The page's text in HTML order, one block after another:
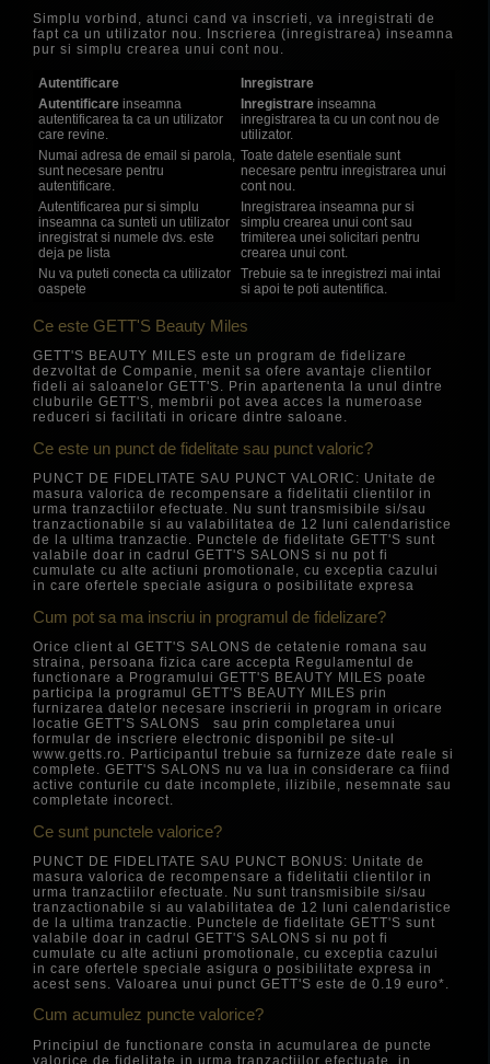
Simplu vorbind, atunci cand va inscrieti, va inregistrati de
fapt ca un utilizator nou. Inscrierea (inregistrarea) inseamna
pur si simplu crearea unui cont nou.
Autentificare
Inregistrare
Autentificare inseamna
autentificarea ta ca un utilizator
care revine.
Inregistrare inseamna
inregistrarea ta cu un cont nou de
utilizator.
Numai adresa de email si parola,
sunt necesare pentru
autentificare.
Toate datele esentiale sunt
necesare pentru inregistrarea unui
cont nou.
Autentificarea pur si simplu
inseamna ca sunteti un utilizator
inregistrat si numele dvs. este
deja pe lista
Inregistrarea inseamna pur si
simplu crearea unui cont sau
trimiterea unei solicitari pentru
crearea unui cont.
Nu va puteti conecta ca utilizator
oaspete
Trebuie sa te inregistrezi mai intai
si apoi te poti autentifica.
Ce este GETT'S Beauty Miles
GETT'S BEAUTY MILES este un program de fidelizare
dezvoltat de Companie, menit sa ofere avantaje clientilor
fideli ai saloanelor GETT'S. Prin apartenenta la unul dintre
cluburile GETT'S, membrii pot avea acces la numeroase
reduceri si facilitati in oricare dintre saloane.
Ce este un punct de fidelitate sau punct valoric?
PUNCT DE FIDELITATE SAU PUNCT VALORIC: Unitate de
masura valorica de recompensare a fidelitatii clientilor in
urma tranzactiilor efectuate. Nu sunt transmisibile si/sau
tranzactionabile si au valabilitatea de 12 luni calendaristice
de la ultima tranzactie. Punctele de fidelitate GETT'S sunt
valabile doar in cadrul GETT'S SALONS si nu pot fi
cumulate cu alte actiuni promotionale, cu exceptia cazului
in care ofertele speciale asigura o posibilitate expresa
Cum pot sa ma inscriu in programul de fidelizare?
Orice client al GETT'S SALONS de cetatenie romana sau
straina, persoana fizica care accepta Regulamentul de
functionare a Programului GETT'S BEAUTY MILES poate
participa la programul GETT'S BEAUTY MILES prin
furnizarea datelor necesare inscrierii in program in oricare
locatie GETT'S SALONS sau prin completarea unui
formular de inscriere electronic disponibil pe site-ul
www.getts.ro. Participantul trebuie sa furnizeze date reale si
complete. GETT'S SALONS nu va lua in considerare ca fiind
active conturile cu date incomplete, ilizibile, nesemnate sau
completate incorect.
Ce sunt punctele valorice?
PUNCT DE FIDELITATE SAU PUNCT BONUS: Unitate de
masura valorica de recompensare a fidelitatii clientilor in
urma tranzactiilor efectuate. Nu sunt transmisibile si/sau
tranzactionabile si au valabilitatea de 12 luni calendaristice
de la ultima tranzactie. Punctele de fidelitate GETT'S sunt
valabile doar in cadrul GETT'S SALONS si nu pot fi
cumulate cu alte actiuni promotionale, cu exceptia cazului
in care ofertele speciale asigura o posibilitate expresa in
acest sens. Valoarea unui punct GETT'S este de 0.19 euro*.
Cum acumulez puncte valorice?
Principiul de functionare consta in acumularea de puncte
valorice de fidelitate in urma tranzactiilor efectuate, in